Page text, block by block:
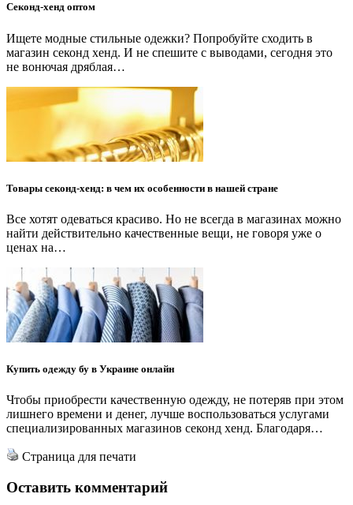
Секонд-хенд оптом
Ищете модные стильные одежки? Попробуйте сходить в
магазин секонд хенд. И не спешите с выводами, сегодня это
не вонючая дряблая…
Товары секонд-хенд: в чем их особенности в нашей стране
Все хотят одеваться красиво. Но не всегда в магазинах можно
найти действительно качественные вещи, не говоря уже о
ценах на…
Купить одежду бу в Украине онлайн
Чтобы приобрести качественную одежду, не потеряв при этом
лишнего времени и денег, лучше воспользоваться услугами
специализированных магазинов секонд хенд. Благодаря…
Страница для печати
Оставить комментарий